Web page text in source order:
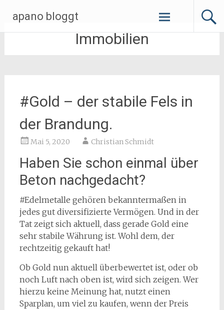
Inhalt
springen
apano bloggt
Immobilien
#Gold – der stabile Fels in
der Brandung.
Mai 5, 2020 Christian Schmidt
Haben Sie schon einmal über
Beton nachgedacht?
#Edelmetalle gehören bekanntermaßen in
jedes gut diversifizierte Vermögen. Und in der
Tat zeigt sich aktuell, dass gerade Gold eine
sehr stabile Währung ist. Wohl dem, der
rechtzeitig gekauft hat!
Ob Gold nun aktuell überbewertet ist, oder ob
noch Luft nach oben ist, wird sich zeigen. Wer
hierzu keine Meinung hat, nutzt einen
Sparplan, um viel zu kaufen, wenn der Preis